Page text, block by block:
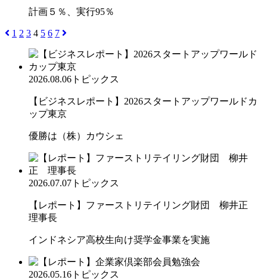
計画５％、実行95％
1 2 3 4 5 6 7
2026.08.06 トピックス
【ビジネスレポート】2026スタートアップワールドカ
ップ東京
優勝は（株）カウシェ
2026.07.07 トピックス
【レポート】ファーストリテイリング財団 柳井正
理事長
インドネシア高校生向け奨学金事業を実施
2026.05.16 トピックス